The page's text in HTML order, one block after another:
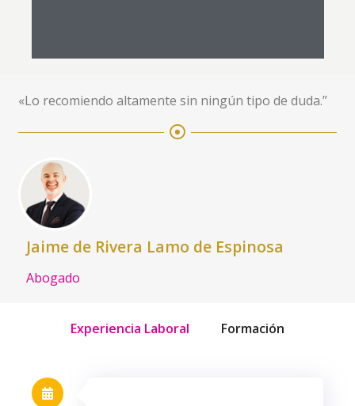
«Lo recomiendo altamente sin ningún tipo de duda.”
Jaime de Rivera Lamo de Espinosa
Abogado
Experiencia Laboral Formación